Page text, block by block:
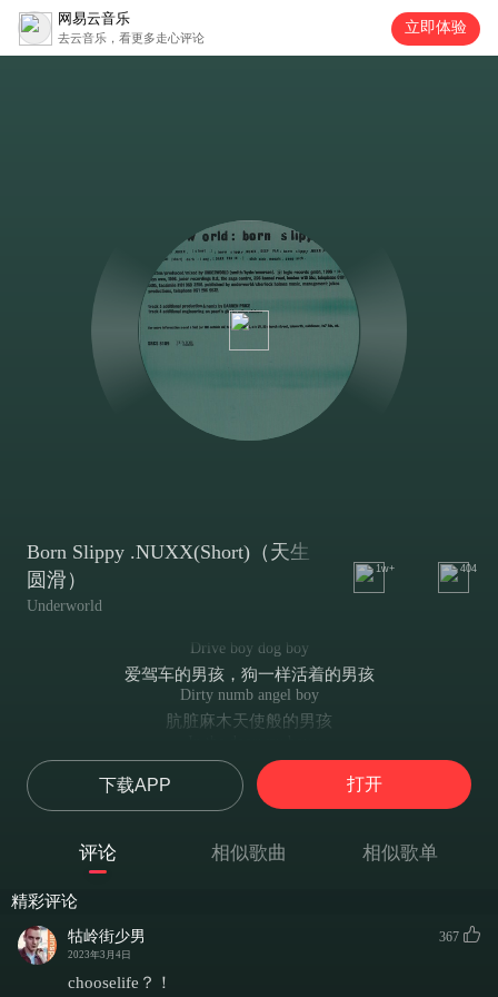
网易云音乐
去云音乐，看更多走心评论
立即体验
Born Slippy .NUXX(Short)（天生
圆滑）
Underworld
1w+ 404
Drive boy dog boy
爱驾车的男孩，狗一样活着的男孩
Dirty numb angel boy
肮脏麻木天使般的男孩
她就在门口，伙计
She was a lipstick boy
她曾是个涂着唇膏的假小子
是个美丽的小子
这一切都藏在你的内心深处，伙计
下载APP 打开
评论 相似歌曲 相似歌单
精彩评论
牯岭街少男
2023年3月4日
367
chooselife？！